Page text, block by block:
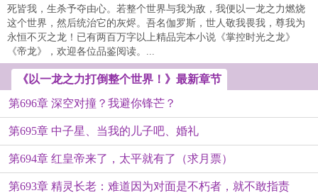
死皆我，生杀予夺由心。若整个世界与我为敌，我便以一龙之力燃烧
这个世界，然后统治它的灰烬。吾名伽罗斯，世人敬我畏我，尊我为
永恒不灭之龙！已有两百万字以上精品完本小说《掌控时光之龙》
《帝龙》，欢迎各位品鉴阅读。...
《以一龙之力打倒整个世界！》最新章节
第696章 深空对撞？我避你锋芒？
第695章 中子星、当我的儿子吧、婚礼
第694章 红皇帝来了，太平就有了（求月票）
第693章 精灵长老：难道因为对面是不朽者，就不敢指责